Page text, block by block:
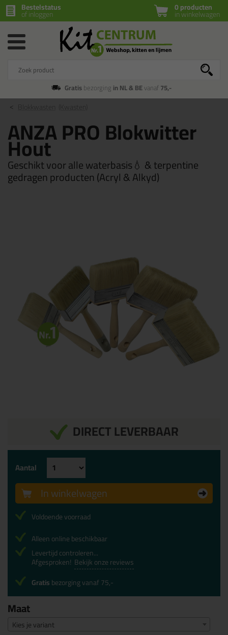
0 producten
in winkelwagen
Bestelstatus
of inloggen
Gratisbezorging in NL & BEvanaf75,-
Blokkwasten (Kwasten)
ANZA PRO Blokwitter
Hout
Geschikt voor alle waterbasis💧 & terpentine
gedragen producten (Acryl & Alkyd)
DIRECT LEVERBAAR
Maat
Kies je variant
Aantal
In winkelwagen
Voldoende voorraad
Alleen online beschikbaar
Levertijd controleren...
Afgesproken! Bekijk onze reviews
Gratisbezorging vanaf 75,-